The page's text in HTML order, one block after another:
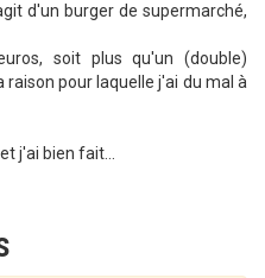
d'un burger de supermarché,
soit plus qu'un (double)
pour laquelle j'ai du mal à
j'ai bien fait...